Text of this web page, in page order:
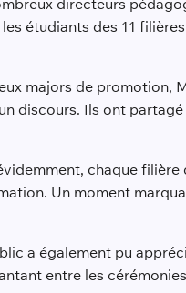
directeurs
étudiants des 11
majors de promotion,
discours. Ils ont
chaque
Un moment
a également pu
entre les